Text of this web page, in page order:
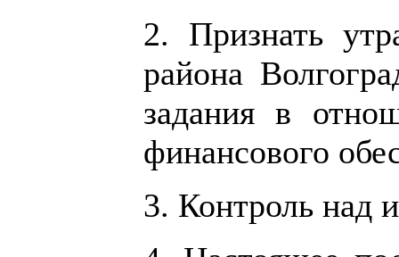
2. Признать
района
задания в
финансового
3. Контроль над